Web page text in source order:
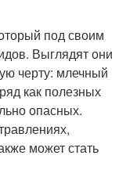
под своим
Выглядят они
черту: млечный
как полезных
опасных.
может стать